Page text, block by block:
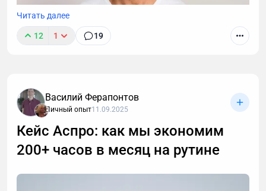
После 40 лет привычные методы тренировок для
пошаговая стратегия для мужчин: как преодолеть
Читать далее
12 1 19
Василий Ферапонтов
Личный опыт11.09.2025
Кейс Аспро: как мы экономим
200+ часов в месяц на рутине